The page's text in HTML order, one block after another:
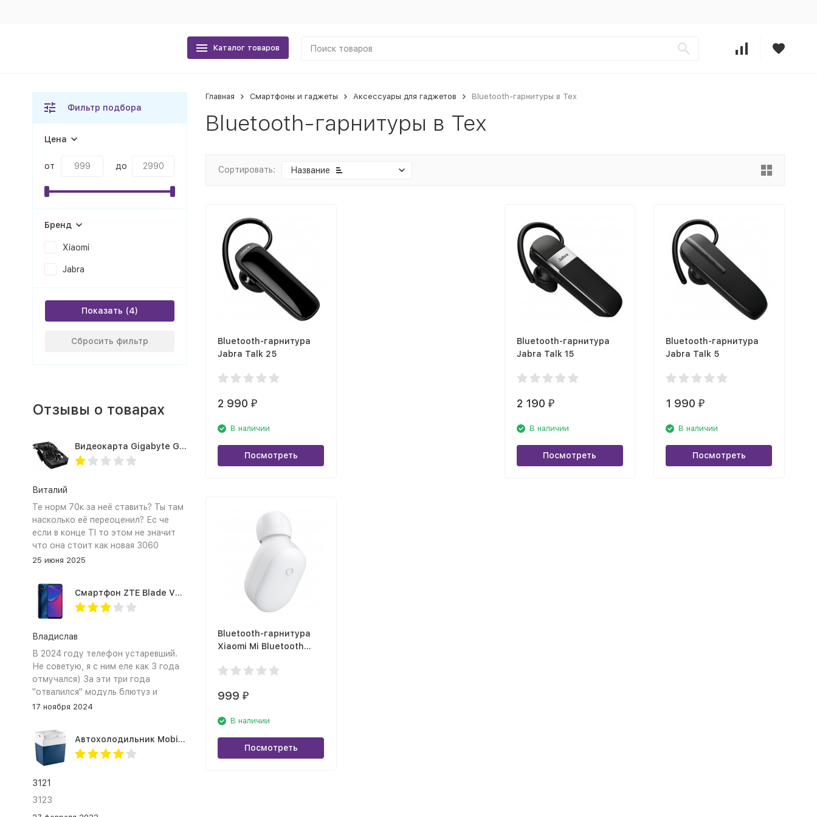
Каталог товаров
Главная Смартфоны и гаджеты Аксессуары для гаджетов Bluetooth-гарнитуры в Тех
Bluetooth-гарнитуры в Тех
Сортировать: Название
Bluetooth-гарнитура
Jabra Talk 25
2 990 ₽
В наличии
Посмотреть
Bluetooth-гарнитура
Jabra Talk 15
2 190 ₽
В наличии
Посмотреть
Bluetooth-гарнитура
Jabra Talk 5
1 990₽
В наличии
Посмотреть
Bluetooth-гарнитура
Xiaomi Mi Bluetooth
999 ₽
В наличии
Посмотреть
Фильтр подбора
Цена
от до
Бренд
Xiaomi
Jabra
Показать
Сбросить фильтр
Отзывы о товарах
Видеокарта Gigabyte GTX1660TI 6GB (GV-N166TOC-6GD 1.0A)
Виталий
Те норм 70к за неё ставить? Ты там
насколько её переоценил? Ес че
если в конце TI то этом не значит
что она стоит как новая 3060
25 июня 2025
Смартфон ZTE Blade V2020 Smart 64 Гб синий
Владислав
В 2024 году телефон устаревший.
Не советую, я с ним еле как 3 года
отмучался) За эти три года
"отвалился" модуль блютуз и
сканер отпечатка пальца
17 ноября 2024
Автохолодильник Mobicool MV26 AC/DC
3121
3123